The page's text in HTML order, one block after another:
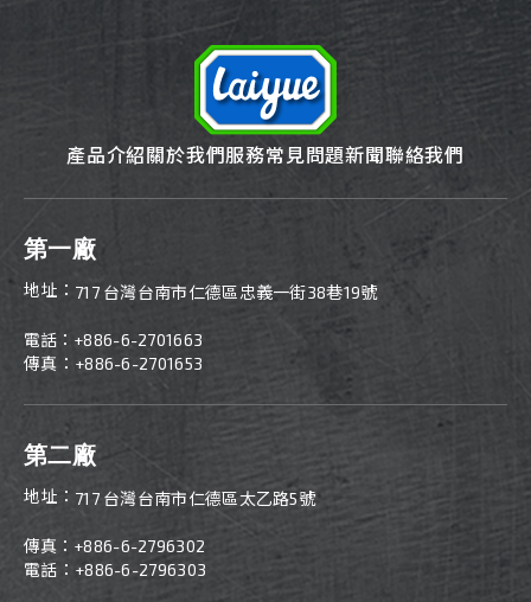
產品介紹 關於我們 服務常見問題新聞聯絡我們
第一廠
地址： 717 台灣台南市仁德區忠義一街38巷19號
電話： +886-6-2701663
傳真：+886-6-2701653
第二廠
地址： 717 台灣台南市仁德區太乙路5號
傳真： +886-6-2796302
電話：+886-6-2796303